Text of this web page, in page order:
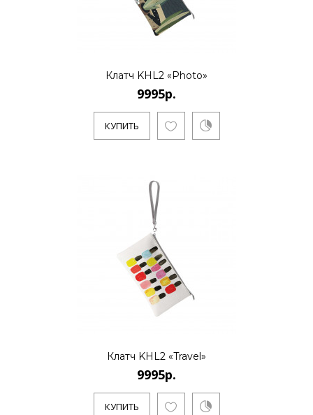
Клатч KHL2 «Photo»
9995р.
КУПИТЬ
Клатч KHL2 «Travel»
9995р.
КУПИТЬ